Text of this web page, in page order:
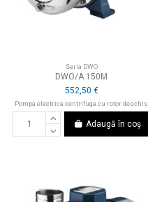
Seria DWO
DWO/A 150M
552,50 €
Pompa electrica centrifuga cu rotor deschis
Adaugă în coș